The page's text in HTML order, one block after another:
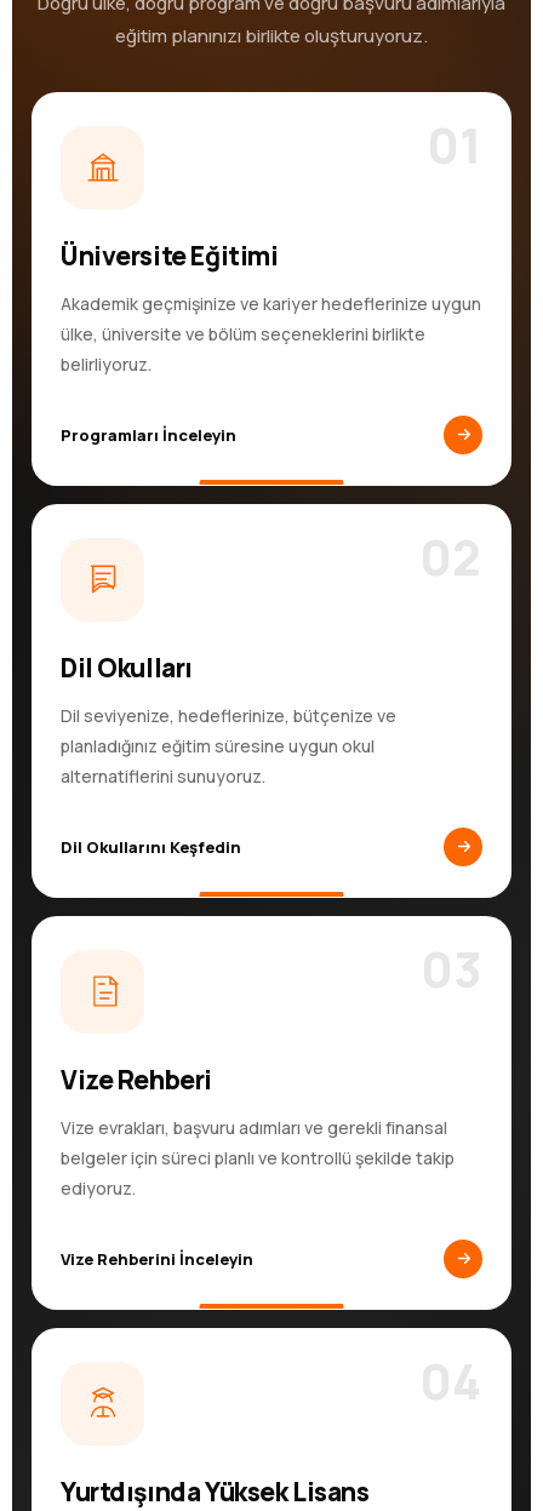
eğitim planınızı birlikte oluşturuyoruz.
01
Üniversite Eğitimi
Akademik geçmişinize ve kariyer hedeflerinize uygun
ülke, üniversite ve bölüm seçeneklerini birlikte
belirliyoruz.
Programları İnceleyin
02
Dil Okulları
Dil seviyenize, hedeflerinize, bütçenize ve
planladığınız eğitim süresine uygun okul
alternatiflerini sunuyoruz.
Dil Okullarını Keşfedin
03
Vize Rehberi
Vize evrakları, başvuru adımları ve gerekli finansal
belgeler için süreci planlı ve kontrollü şekilde takip
ediyoruz.
Vize Rehberini İnceleyin
04
Yurtdışında Yüksek Lisans